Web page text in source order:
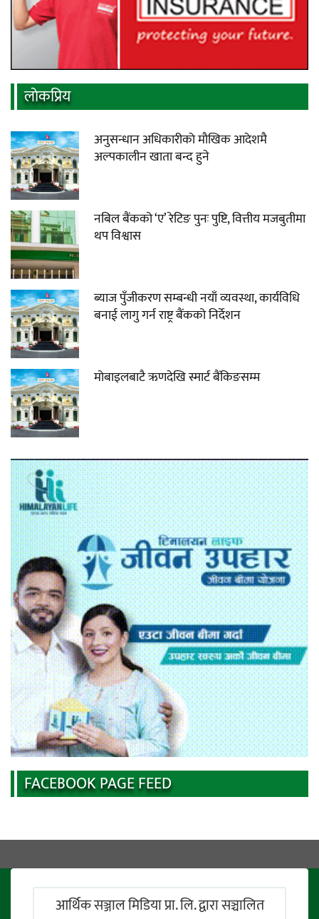
लाेकप्रिय
अनुसन्धान अधिकारीकाे माैखिक आदेशमै
अल्पकालीन खाता बन्द हुने
नबिल बैंकको ‘ए’ रेटिङ पुनः पुष्टि, वित्तीय मजबुतीमा
थप विश्वास
ब्याज पुँजीकरण सम्बन्धी नयाँ व्यवस्था, कार्यविधि
बनाई लागु गर्न राष्ट्र बैंकको निर्देशन
मोबाइलबाटै ऋणदेखि स्मार्ट बैंकिङसम्म
FACEBOOK PAGE FEED
आर्थिक सञ्जाल मिडिया प्रा. लि. द्वारा सञ्चालित